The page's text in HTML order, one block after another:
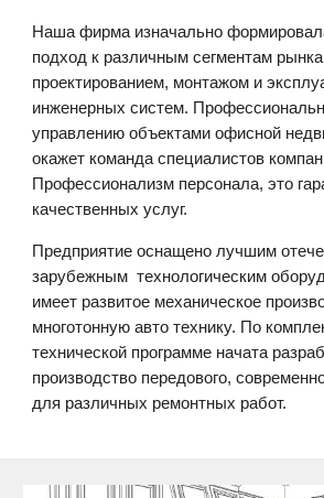
Наша фирма изначально
подход к различным сегментам
проектированием, монтажом и
инженерных систем.
управлению объектами офисной
окажет команда специалистов
Профессионализм персонала, это
качественных услуг.
Предприятие оснащено лучшим
зарубежным технологическим
имеет развитое механическое
многотонную авто технику. По
технической программе начата
производство передового,
для различных ремонтных работ.